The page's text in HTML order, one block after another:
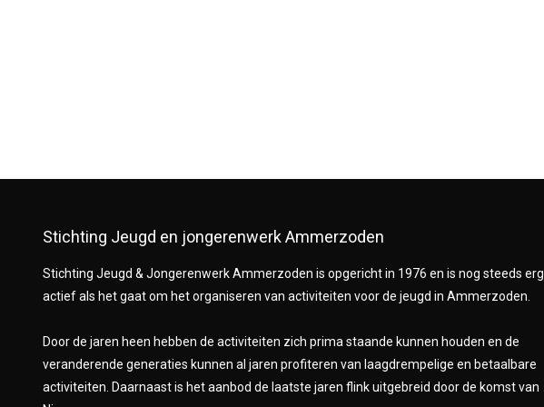
Stichting Jeugd en jongerenwerk Ammerzoden
Stichting Jeugd & Jongerenwerk Ammerzoden is opgericht in 1976 en is nog steeds erg
actief als het gaat om het organiseren van activiteiten voor de jeugd in Ammerzoden.
Door de jaren heen hebben de activiteiten zich prima staande kunnen houden en de
veranderende generaties kunnen al jaren profiteren van laagdrempelige en betaalbare
activiteiten. Daarnaast is het aanbod de laatste jaren flink uitgebreid door de komst van